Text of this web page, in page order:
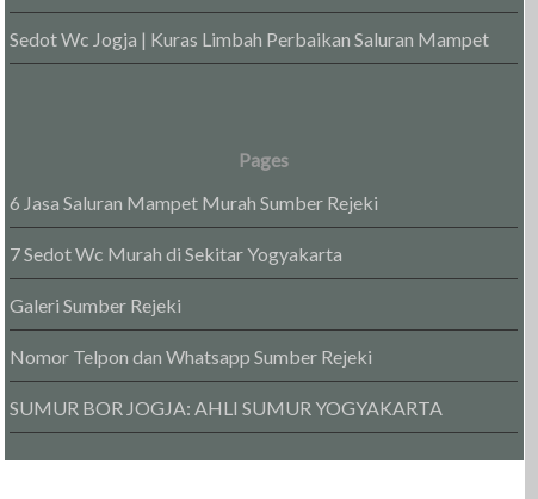
Sedot Wc Jogja | Kuras Limbah Perbaikan Saluran Mampet
Pages
6 Jasa Saluran Mampet Murah Sumber Rejeki
7 Sedot Wc Murah di Sekitar Yogyakarta
Galeri Sumber Rejeki
Nomor Telpon dan Whatsapp Sumber Rejeki
SUMUR BOR JOGJA: AHLI SUMUR YOGYAKARTA